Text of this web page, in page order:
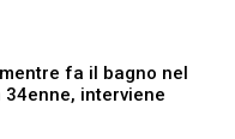
fa il bagno nel
interviene